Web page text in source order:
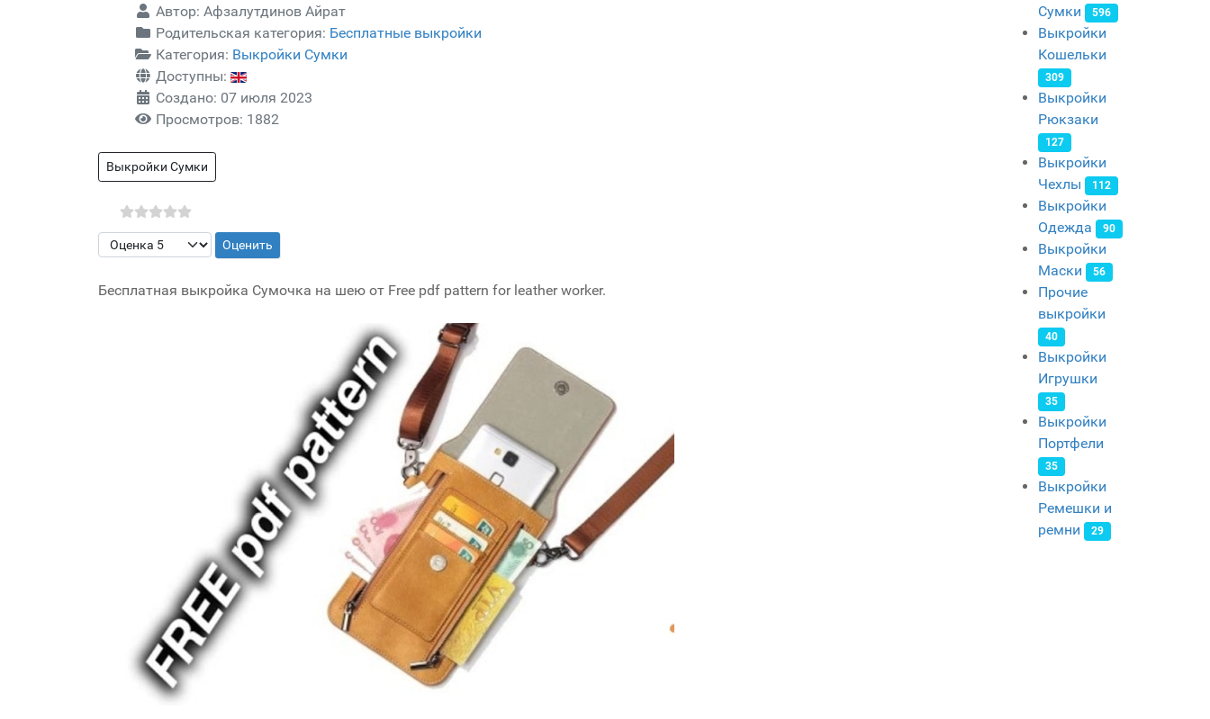
Автор: Афзалутдинов Айрат
Родительская категория: Бесплатные выкройки
Категория: Выкройки Сумки
Доступны:
Создано: 07 июля 2023
Просмотров: 1882
Выкройки Сумки
Пожалуйста, оцените
Бесплатная выкройка Сумочка на шею от Free pdf pattern for leather worker.
Сумки
596
Выкройки
Кошельки
309
Выкройки
Рюкзаки
127
Выкройки
Чехлы
112
Выкройки
Одежда
90
Выкройки
Маски
56
Прочие
выкройки
40
Выкройки
Игрушки
35
Выкройки
Портфели
35
Выкройки
Ремешки и
ремни
29